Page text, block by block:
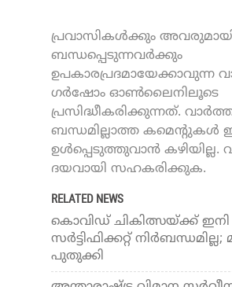
പ്രവാസികൾക്കും
ബന്ധപ്പെടുന്നവർക്കും
ഉപകാരപ്രദമായേക്കാവുന്ന
ഗർഷോം ഓൺലൈനിലൂടെ
പ്രസിദ്ധീകരിക്കുന്നത്.
ബന്ധമില്ലാത്ത കമെന്റുകൾ
ഉൾപ്പെടുത്തുവാൻ കഴിയില്ല.
ദയവായി സഹകരിക്കുക.
RELATED NEWS
കൊവിഡ് ചികിത്സയ്ക്ക് ഇനി
സര്‍ട്ടിഫിക്കറ്റ്
പുതുക്കി